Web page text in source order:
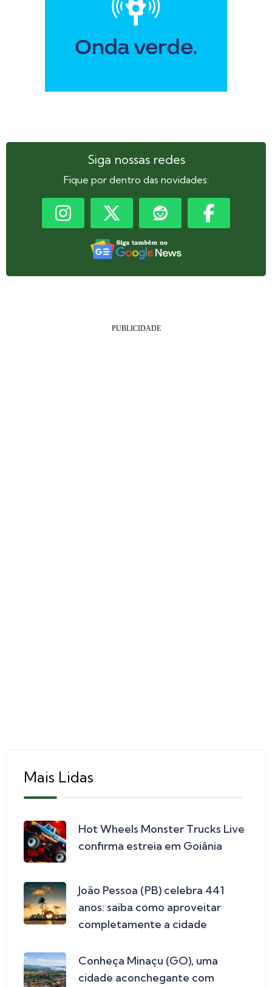
Siga nossas redes
Fique por dentro das novidades:
Mais Lidas
Hot Wheels Monster Trucks Live
confirma estreia em Goiânia
João Pessoa (PB) celebra 441
anos: saiba como aproveitar
completamente a cidade
Conheça Minaçu (GO), uma
cidade aconchegante com